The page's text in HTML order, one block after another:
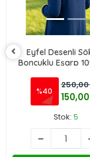
Eyfel Desenli
Boncuklu Eşarp
%40
250,00
Stok: 5